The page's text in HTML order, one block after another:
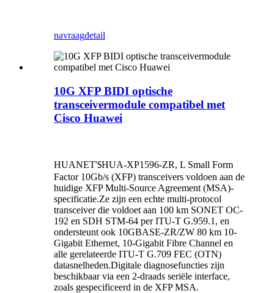
navraagdetail
10G XFP BIDI optische
transceivermodule compatibel met
Cisco Huawei
HUANET'SHUA-XP1596-ZR, L Small Form
Factor 10Gb/s (XFP) transceivers voldoen aan de
huidige XFP Multi-Source Agreement (MSA)-
specificatie.Ze zijn een echte multi-protocol
transceiver die voldoet aan 100 km SONET OC-
192 en SDH STM-64 per ITU-T G.959.1, en
ondersteunt ook 10GBASE-ZR/ZW 80 km 10-
Gigabit Ethernet, 10-Gigabit Fibre Channel en
alle gerelateerde ITU-T G.709 FEC (OTN)
datasnelheden.Digitale diagnosefuncties zijn
beschikbaar via een 2-draads seriële interface,
zoals gespecificeerd in de XFP MSA.